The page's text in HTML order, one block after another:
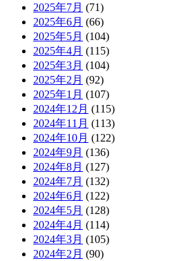
2025年7月 (71)
2025年6月 (66)
2025年5月 (104)
2025年4月 (115)
2025年3月 (104)
2025年2月 (92)
2025年1月 (107)
2024年12月 (115)
2024年11月 (113)
2024年10月 (122)
2024年9月 (136)
2024年8月 (127)
2024年7月 (132)
2024年6月 (122)
2024年5月 (128)
2024年4月 (114)
2024年3月 (105)
2024年2月 (90)